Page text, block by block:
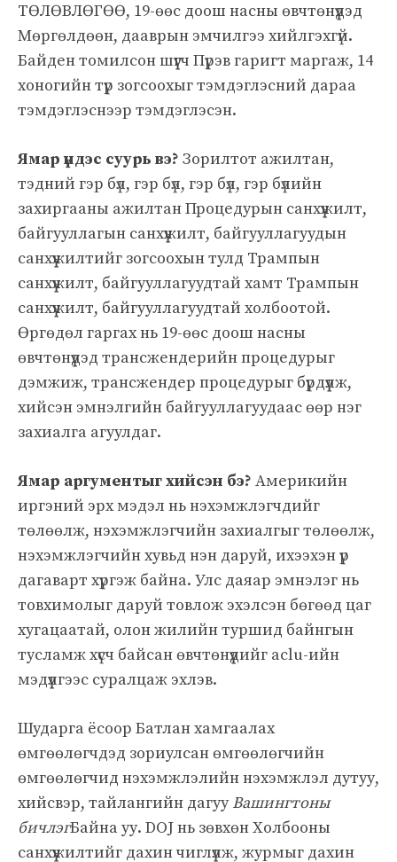
ТӨЛӨВЛӨГӨӨ, 19-өөс доош насны өвчтөнүүдэд
Мөргөлдөөн, дааврын эмчилгээ хийлгэхгүй.
Байден томилсон шүүгч Пүрэв гаригт маргаж, 14
хоногийн түр зогсоохыг тэмдэглэсний дараа
тэмдэглэснээр тэмдэглэсэн.
Ямар үндэс суурь вэ? Зорилтот ажилтан,
тэдний гэр бүл, гэр бүл, гэр бүл, гэр бүлийн
захиргааны ажилтан Процедурын санхүүжилт,
байгууллагын санхүүжилт, байгууллагуудын
санхүүжилтийг зогсоохын тулд Трампын
санхүүжилт, байгууллагуудтай хамт Трампын
санхүүжилт, байгууллагуудтай холбоотой.
Өргөдөл гаргах нь 19-өөс доош насны
өвчтөнүүдэд трансжендерийн процедурыг
дэмжиж, трансжендер процедурыг бүрдүүлж,
хийсэн эмнэлгийн байгууллагуудаас өөр нэг
захиалга агуулдаг.
Ямар аргументыг хийсэн бэ? Америкийн
иргэний эрх мэдэл нь нэхэмжлэгчдийг
төлөөлж, нэхэмжлэгчийн захиалгыг төлөөлж,
нэхэмжлэгчийн хувьд нэн даруй, ихээхэн үр
дагаварт хүргэж байна. Улс даяар эмнэлэг нь
товхимолыг даруй товлож эхэлсэн бөгөөд цаг
хугацаатай, олон жилийн туршид байнгын
тусламж хүсч байсан өвчтөнүүдийг aclu-ийн
мэдүүлгээс суралцаж эхлэв.
Шударга ёсоор Батлан ​​хамгаалах
өмгөөлөгчдэд зориулсан өмгөөлөгчийн
өмгөөлөгчид нэхэмжлэлийн нэхэмжлэл дутуу,
хийсвэр, тайлангийн дагууВашингтоны
бичлэгБайна уу. DOJ нь зөвхөн Холбооны
санхүүжилтийг дахин чиглүүлж, журмыг дахин